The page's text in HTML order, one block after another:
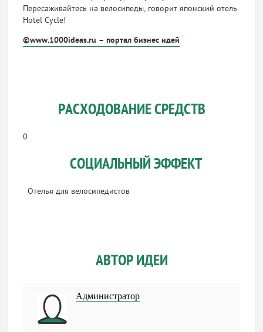
Пересаживайтесь на велосипеды, говорит японский отель
Hotel Cycle!
©www.1000ideas.ru – портал бизнес идей
РАСХОДОВАНИЕ СРЕДСТВ
0
СОЦИАЛЬНЫЙ ЭФФЕКТ
Отелья для велосипедистов
АВТОР ИДЕИ
Администратор